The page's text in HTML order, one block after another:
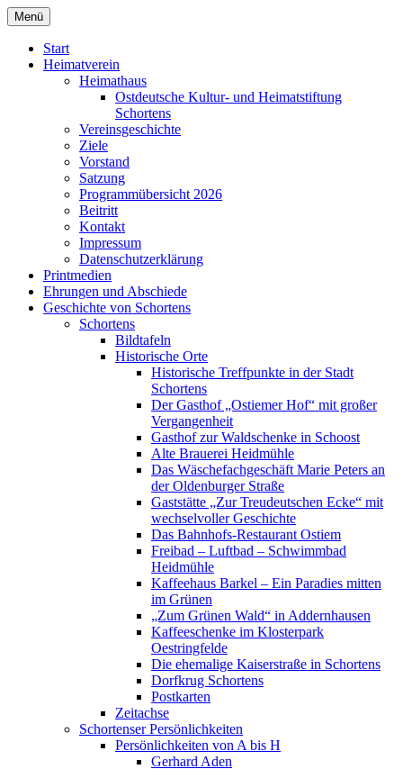
Zum
Inhalt
springen
Heimatverein Schortens von 1929 e. V.
Menü
Start
Heimatverein
Heimathaus
Ostdeutsche Kultur- und Heimatstiftung
Schortens
Vereinsgeschichte
Ziele
Vorstand
Satzung
Programmübersicht 2026
Beitritt
Kontakt
Impressum
Datenschutzerklärung
Printmedien
Ehrungen und Abschiede
Geschichte von Schortens
Schortens
Bildtafeln
Historische Orte
Historische Treffpunkte in der Stadt
Schortens
Der Gasthof „Ostiemer Hof“ mit großer
Vergangenheit
Gasthof zur Waldschenke in Schoost
Alte Brauerei Heidmühle
Das Wäschefachgeschäft Marie Peters an
der Oldenburger Straße
Gaststätte „Zur Treudeutschen Ecke“ mit
wechselvoller Geschichte
Das Bahnhofs-Restaurant Ostiem
Freibad – Luftbad – Schwimmbad
Heidmühle
Kaffeehaus Barkel – Ein Paradies mitten
im Grünen
„Zum Grünen Wald“ in Addernhausen
Kaffeeschenke im Klosterpark
Oestringfelde
Die ehemalige Kaiserstraße in Schortens
Dorfkrug Schortens
Postkarten
Zeitachse
Schortenser Persönlichkeiten
Persönlichkeiten von A bis H
Gerhard Aden